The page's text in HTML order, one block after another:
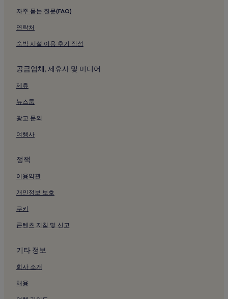
자주 묻는 질문(FAQ)
연락처
숙박 시설 이용 후기 작성
공급업체, 제휴사 및 미디어
제휴
뉴스룸
광고 문의
여행사
정책
이용약관
개인정보 보호
쿠키
콘텐츠 지침 및 신고
기타 정보
회사 소개
채용